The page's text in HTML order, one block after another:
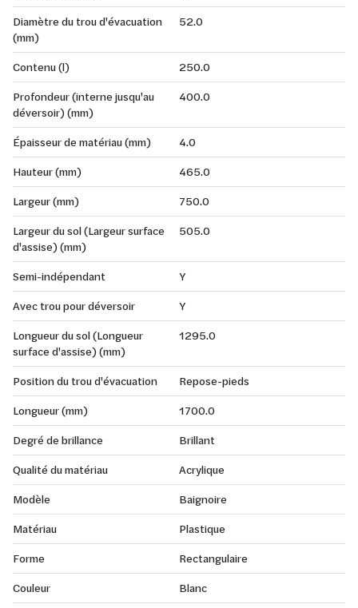
Diamètre du trou d'évacuation
(mm)
52.0
Contenu (l)
250.0
Profondeur (interne jusqu'au
déversoir) (mm)
400.0
Épaisseur de matériau (mm)
4.0
Hauteur (mm)
465.0
Largeur (mm)
750.0
Largeur du sol (Largeur surface
d'assise) (mm)
505.0
Semi-indépendant
Y
Avec trou pour déversoir
Y
Longueur du sol (Longueur
surface d'assise) (mm)
1295.0
Position du trou d'évacuation
Repose-pieds
Longueur (mm)
1700.0
Degré de brillance
Brillant
Qualité du matériau
Acrylique
Modèle
Baignoire
Matériau
Plastique
Forme
Rectangulaire
Couleur
Blanc